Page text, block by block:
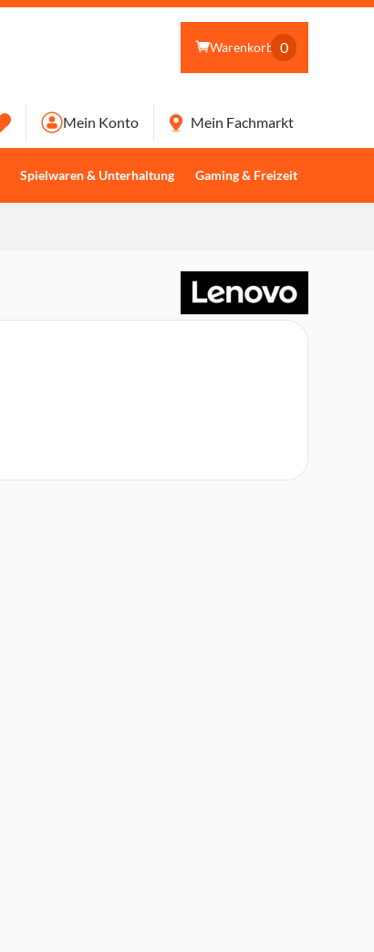
Warenkorb 0
Spielwaren & Unterhaltung Gaming & Freizeit
Mein Konto Mein Fachmarkt